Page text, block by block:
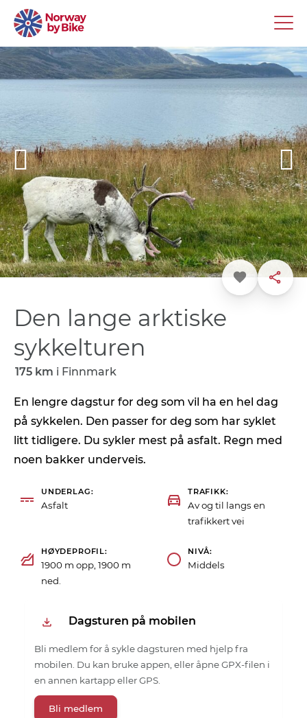
Favoritt Dele
Den lange arktiske
sykkelturen
175 km i Finnmark
En lengre dagstur for deg som vil ha en hel dag
på sykkelen. Den passer for deg som har syklet
litt tidligere. Du sykler mest på asfalt. Regn med
noen bakker underveis.
UNDERLAG
Asfalt
TRAFIKK
Av og til langs en
trafikkert vei
HØYDEPROFIL
1900 m opp, 1900 m
ned.
NIVÅ
Middels
Dagsturen på mobilen
Bli medlem for å sykle dagsturen med hjelp fra
mobilen. Du kan bruke appen, eller åpne GPX-filen i
en annen kartapp eller GPS.
Bli medlem